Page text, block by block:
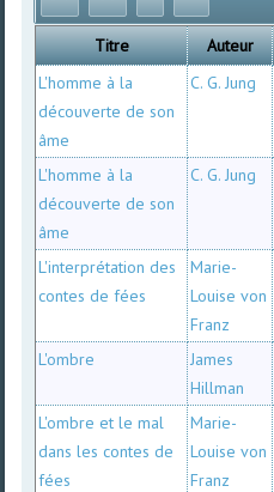
Titre Auteur
L'homme à la
découverte de son
âme
C. G. Jung
L'homme à la
découverte de son
âme
C. G. Jung
L'interprétation des
contes de fées
Marie-
Louise von
Franz
L'ombre
James
Hillman
L'ombre et le mal
dans les contes de
fées
Marie-
Louise von
Franz